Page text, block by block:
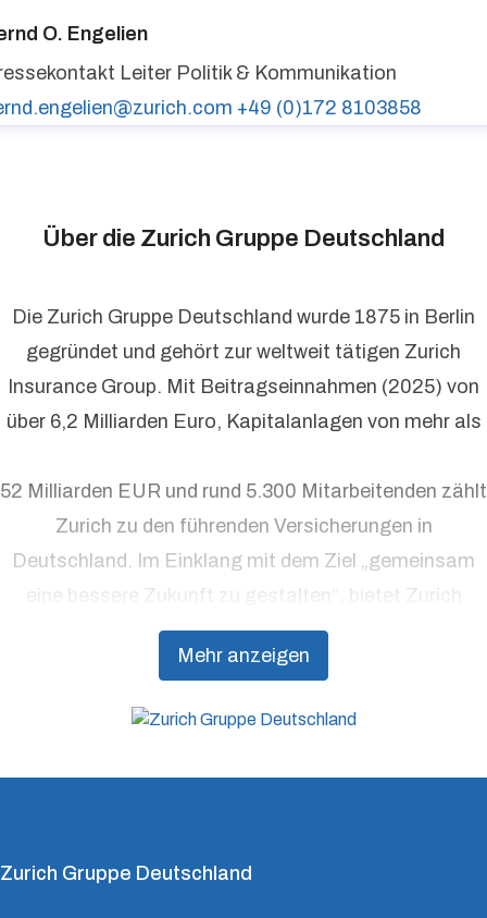
O. Engelien
Leiter Politik & Kommunikation
+49 (0)172 8103858
Über die Zurich Gruppe Deutschland
Mehr anzeigen
Die Zurich Gruppe Deutschland wurde 1875 in Berlin
gegründet und gehört zur weltweit tätigen Zurich
Insurance Group. Mit Beitragseinnahmen (2025) von
über 6,2 Milliarden Euro, Kapitalanlagen von mehr als
52 Milliarden EUR und rund 5.300 Mitarbeitenden zählt
Zurich zu den führenden Versicherungen in
Deutschland. Im Einklang mit dem Ziel „gemeinsam
eine bessere Zukunft zu gestalten“, bietet Zurich
Präventionsdienstleistungen an, die über traditionelle
Versicherungsprodukte hinausgehen, um Kunden
Zurich Gruppe Deutschland